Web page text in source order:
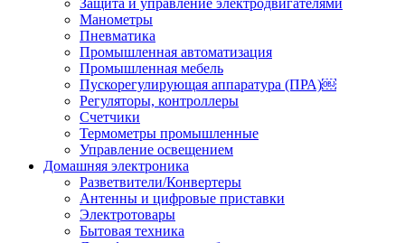
Защита и управление электродвигателями
Манометры
Пневматика
Промышленная автоматизация
Промышленная мебель
Пускорегулирующая аппаратура (ПРА)￼
Регуляторы, контроллеры
Счетчики
Термометры промышленные
Управление освещением
Домашняя электроника
Разветвители/Конвертеры
Антенны и цифровые приставки
Электротовары
Бытовая техника